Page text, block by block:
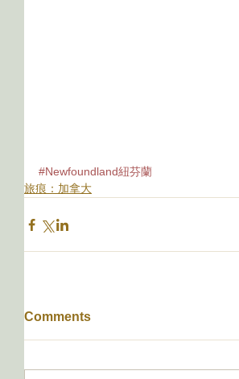
#Newfoundland紐芬蘭
旅痕：加拿大
Comments